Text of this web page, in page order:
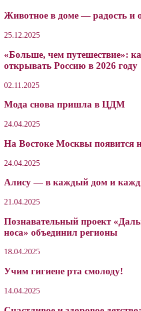
Животное в доме — радость и
25.12.2025
«Больше, чем путешествие»:
открывать Россию в 2026 году
02.11.2025
Мода снова пришла в ЦДМ
24.04.2025
На Востоке Москвы появится
24.04.2025
Алису — в каждый дом и
21.04.2025
Познавательный проект
носа» объединил регионы
18.04.2025
Учим гигиене рта смолоду!
14.04.2025